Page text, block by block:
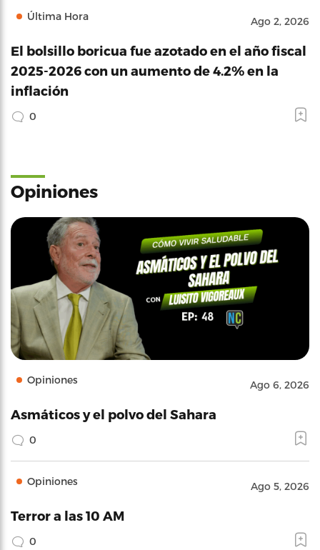
Última Hora Ago 2, 2026
El bolsillo boricua fue azotado en el año fiscal
2025-2026 con un aumento de 4.2% en la
inflación
0
Opiniones
Opiniones Ago 6, 2026
Asmáticos y el polvo del Sahara
0
Opiniones Ago 5, 2026
Terror a las 10 AM
0